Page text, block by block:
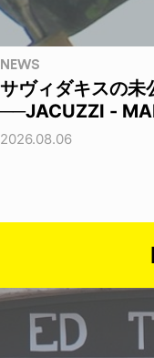
NEWS
サヴィダキスの未
──JACUZZI -
2026.08.06